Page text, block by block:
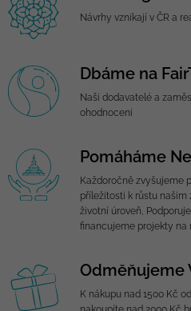
Návrhy vznikají v ČR a
Dbáme na
Naši dodavatelé a
ohodnoceni
Pomáháme
Každoročně zvyšujeme
příležitosti k růstu
životní úroveň,
financujeme projekty na
Odměňujeme
K nákupu nad 1500 Kč